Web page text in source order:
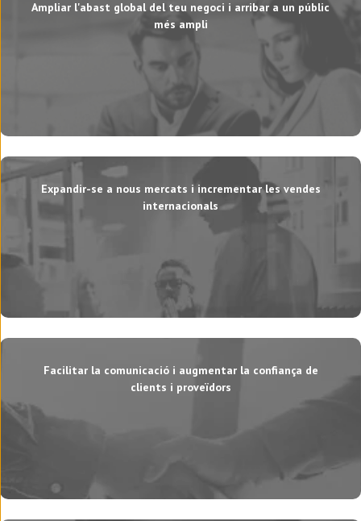
Ampliar l'abast global del teu negoci i arribar a un públic
més ampli
Expandir-se a nous mercats i incrementar les vendes
internacionals
Facilitar la comunicació i augmentar la confiança de
clients i proveïdors